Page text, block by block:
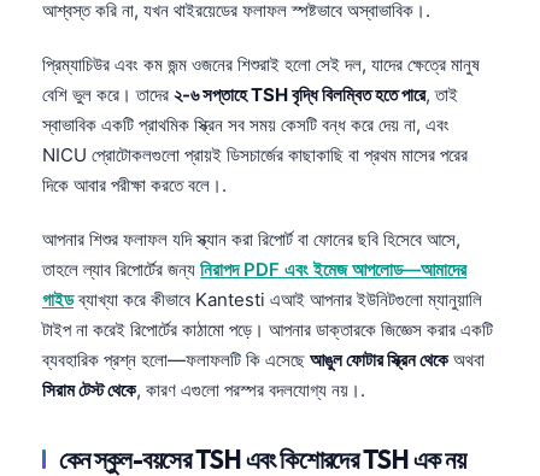
আশ্বস্ত করি না, যখন থাইরয়েডের ফলাফল স্পষ্টভাবে অস্বাভাবিক।.
প্রিম্যাচিউর এবং কম জন্ম ওজনের শিশুরাই হলো সেই দল, যাদের ক্ষেত্রে মানুষ
বেশি ভুল করে। তাদের ২-৬ সপ্তাহে TSH বৃদ্ধি বিলম্বিত হতে পারে, তাই
স্বাভাবিক একটি প্রাথমিক স্ক্রিন সব সময় কেসটি বন্ধ করে দেয় না, এবং
NICU প্রোটোকলগুলো প্রায়ই ডিসচার্জের কাছাকাছি বা প্রথম মাসের পরের
দিকে আবার পরীক্ষা করতে বলে।.
আপনার শিশুর ফলাফল যদি স্ক্যান করা রিপোর্ট বা ফোনের ছবি হিসেবে আসে,
তাহলে ল্যাব রিপোর্টের জন্য নিরাপদ PDF এবং ইমেজ আপলোড—আমাদের
গাইডব্যাখ্যা করে কীভাবে Kantesti এআই আপনার ইউনিটগুলো ম্যানুয়ালি
টাইপ না করেই রিপোর্টের কাঠামো পড়ে। আপনার ডাক্তারকে জিজ্ঞেস করার একটি
ব্যবহারিক প্রশ্ন হলো—ফলাফলটি কি এসেছে আঙুল ফোটার স্ক্রিন থেকেঅথবা
সিরাম টেস্ট থেকে, কারণ এগুলো পরস্পর বদলযোগ্য নয়।.
কেন স্কুল-বয়সের TSH এবং কিশোরদের TSH এক নয়